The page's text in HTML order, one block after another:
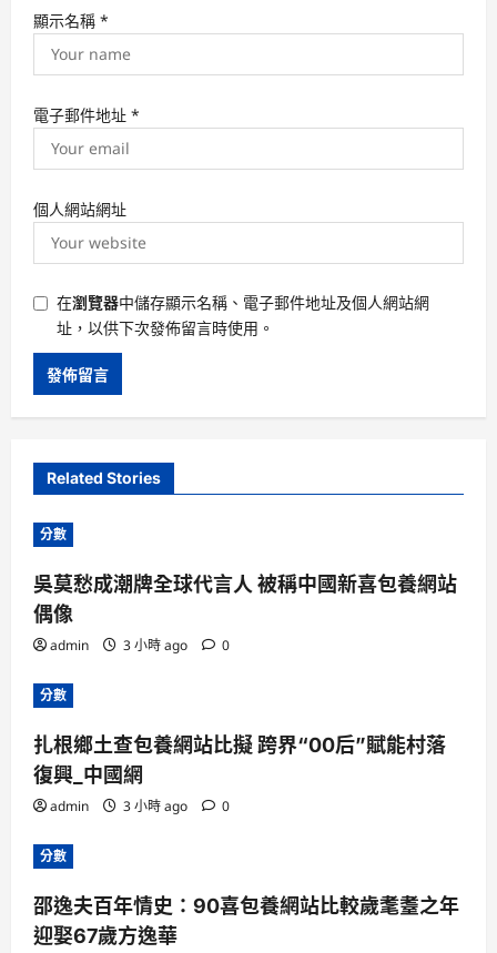
顯示名稱 *
電子郵件地址 *
個人網站網址
在瀏覽器中儲存顯示名稱、電子郵件地址及個人網站網
址，以供下次發佈留言時使用。
Related Stories
分數
吳莫愁成潮牌全球代言人 被稱中國新喜包養網站
偶像
admin 3 小時 ago 0
分數
扎根鄉土查包養網站比擬 跨界“00后”賦能村落
復興_中國網
admin 3 小時 ago 0
分數
邵逸夫百年情史：90喜包養網站比較歲耄耋之年
迎娶67歲方逸華